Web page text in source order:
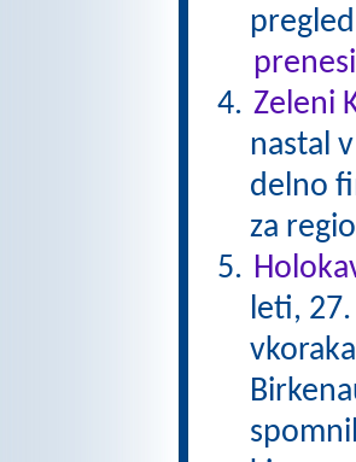
Zeleni
nastal
delno
za
leti,